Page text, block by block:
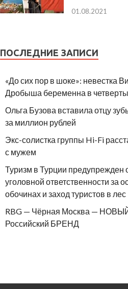
01.08.2021
ПОСЛЕДНИЕ ЗАПИСИ
«До сих пор в шоке»: невестка
Дробыша беременна в
Ольга Бузова вставила отцу
за миллион рублей
Экс-солистка группы Hi-Fi
с мужем
Туризм в Турции предупрежден
уголовной ответственности за
обочинах и заход туристов в лес
RBG — Чёрная Москва —
Российский БРЕНД